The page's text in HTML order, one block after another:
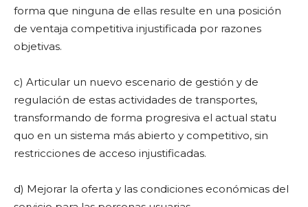
forma que ninguna de ellas resulte en una posición
de ventaja competitiva injustificada por razones
objetivas.
c) Articular un nuevo escenario de gestión y de
regulación de estas actividades de transportes,
transformando de forma progresiva el actual statu
quo en un sistema más abierto y competitivo, sin
restricciones de acceso injustificadas.
d) Mejorar la oferta y las condiciones económicas del